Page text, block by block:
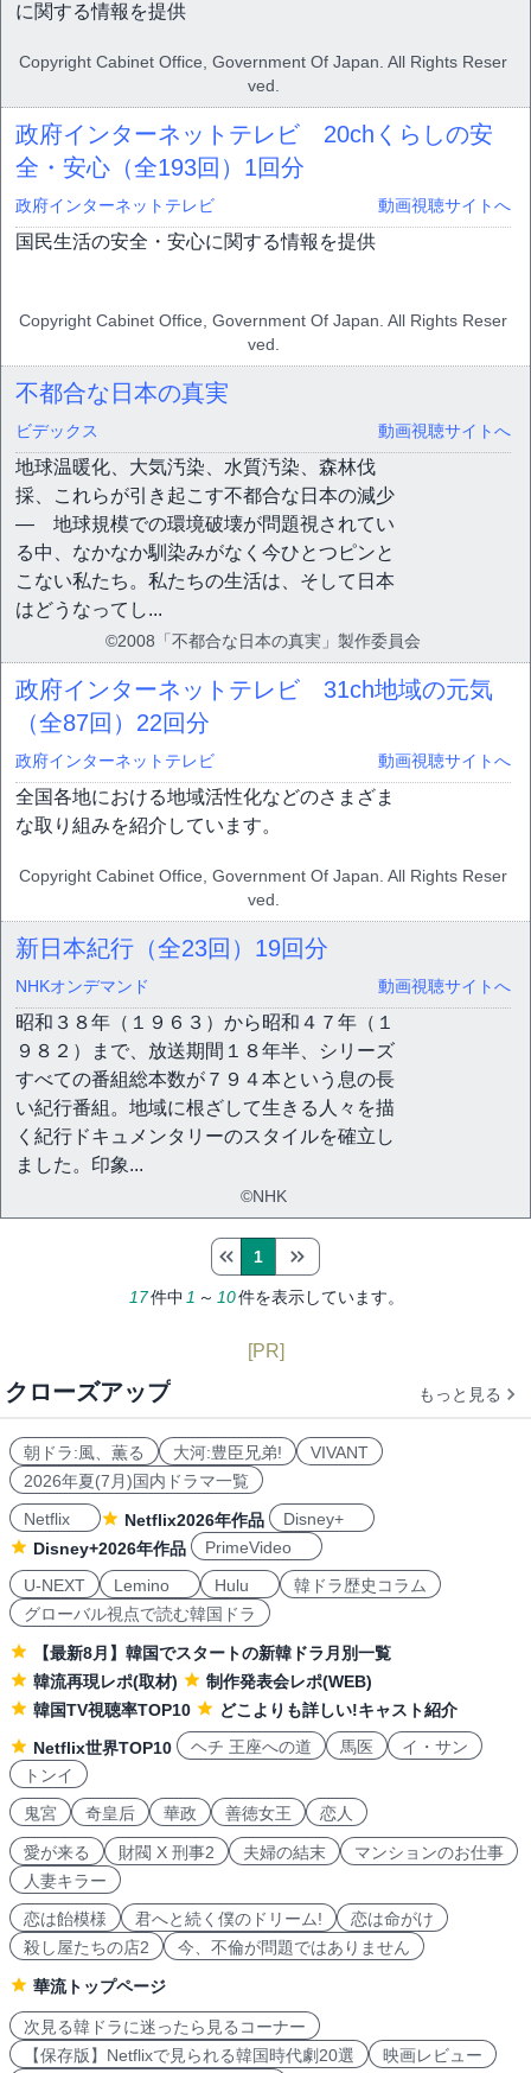
に関する情報を提供
Copyright Cabinet Office, Government Of Japan. All Rights Reser
ved.
政府インターネットテレビ 20chくらしの安
全・安心（全193回） 1回分
政府インターネットテレビ 動画視聴サイトへ
国民生活の安全・安心に関する情報を提供
Copyright Cabinet Office, Government Of Japan. All Rights Reser
ved.
不都合な日本の真実
ビデックス 動画視聴サイトへ
地球温暖化、大気汚染、水質汚染、森林伐
採、これらが引き起こす不都合な日本の減少
― 地球規模での環境破壊が問題視されてい
る中、なかなか馴染みがなく今ひとつピンと
こない私たち。私たちの生活は、そして日本
はどうなってし...
©2008「不都合な日本の真実」製作委員会
政府インターネットテレビ 31ch地域の元気
（全87回） 22回分
政府インターネットテレビ 動画視聴サイトへ
全国各地における地域活性化などのさまざま
な取り組みを紹介しています。
Copyright Cabinet Office, Government Of Japan. All Rights Reser
ved.
新日本紀行（全23回） 19回分
NHKオンデマンド 動画視聴サイトへ
昭和３８年（１９６３）から昭和４７年（１
９８２）まで、放送期間１８年半、シリーズ
すべての番組総本数が７９４本という息の長
い紀行番組。地域に根ざして生きる人々を描
く紀行ドキュメンタリーのスタイルを確立し
ました。印象...
©NHK
17件中 1 ～ 10件を表示しています。
1
[PR]
クローズアップ もっと見る
朝ドラ:風、薫る 大河:豊臣兄弟!
VIVANT
2026年夏(7月)国内ドラマ一覧
Netflix
Netflix2026年作品
Disney+
Disney+2026年作品
PrimeVideo
U-NEXT
Lemino Hulu
韓ドラ歴史コラム
グローバル視点で読む韓国ドラ
【最新8月】韓国でスタートの新韓ドラ月別一覧
韓流再現レポ(取材)
制作発表会レポ(WEB)
韓国TV視聴率TOP10
どこよりも詳しい!キャスト紹介
Netflix世界TOP10
ヘチ 王座への道 馬医
イ・サン
トンイ
鬼宮
奇皇后 華政 善徳女王 恋人
愛が来る 財閥 X 刑事2 夫婦の結末
マンションのお仕事
人妻キラー
恋は飴模様
君へと続く僕のドリーム!
恋は命がけ
殺し屋たちの店2
今、不倫が問題ではありません
華流トップページ
次見る韓ドラに迷ったら見るコーナー
【保存版】Netflixで見られる韓国時代劇20選
映画レビュー